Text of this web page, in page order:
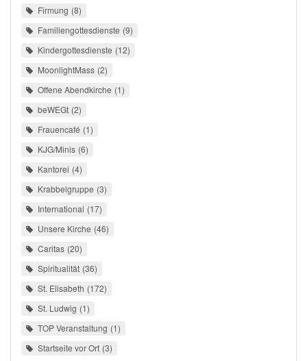
Firmung 8
Familiengottesdienste 9
Kindergottesdienste 12
MoonlightMass 2
Offene Abendkirche 1
beWEGt 2
Frauencafé 1
KJG/Minis 6
Kantorei 4
Krabbelgruppe 3
International 17
Unsere Kirche 46
Caritas 20
Spiritualität 36
St. Elisabeth 172
St. Ludwig 1
TOP Veranstaltung 1
Startseite vor Ort 3